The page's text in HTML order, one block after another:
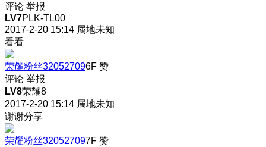
评论 举报
LV7PLK-TL00
2017-2-20 15:14 属地未知
看看
荣耀粉丝320527096F 赞
评论 举报
LV8荣耀8
2017-2-20 15:14 属地未知
谢谢分享
荣耀粉丝320527097F 赞